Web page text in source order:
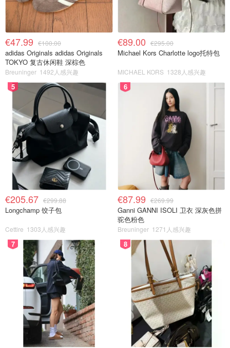
€47.99 €100.00
adidas Originals adidas Originals
TOKYO 复古休闲鞋 深棕色
Breuninger 1492人感兴趣
€89.00 €295.00
Michael Kors Charlotte logo托特包
MICHAEL KORS 1328人感兴趣
5
€205.67 €299.88
Longchamp 饺子包
Cettire 1303人感兴趣
6
€87.99 €269.99
Ganni GANNI ISOLI 卫衣 深灰色拼
驼色粉色
Breuninger 1271人感兴趣
7 8